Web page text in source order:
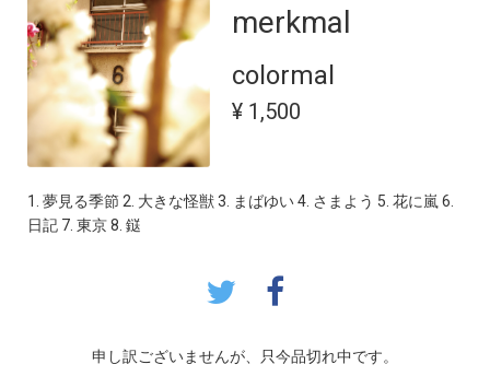
merkmal
colormal
¥ 1,500
1. 夢見る季節 2. 大きな怪獣 3. まばゆい 4. さまよう 5. 花に嵐 6.
日記 7. 東京 8. 鎹
申し訳ございませんが、只今品切れ中です。